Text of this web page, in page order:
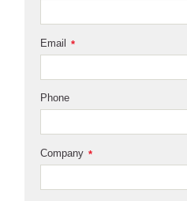
*
Email
Phone
*
Company